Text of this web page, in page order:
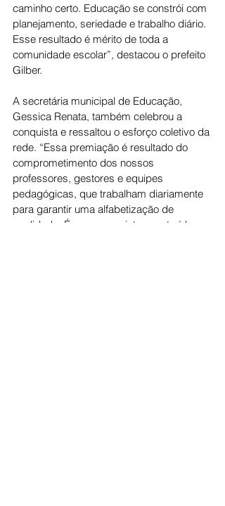
caminho certo. Educação se constrói com
planejamento, seriedade e trabalho diário.
Esse resultado é mérito de toda a
comunidade escolar”, destacou o prefeito
Gilber.
A secretária municipal de Educação,
Gessica Renata, também celebrou a
conquista e ressaltou o esforço coletivo da
rede. “Essa premiação é resultado do
comprometimento dos nossos
professores, gestores e equipes
pedagógicas, que trabalham diariamente
para garantir uma alfabetização de
qualidade. É uma conquista construída